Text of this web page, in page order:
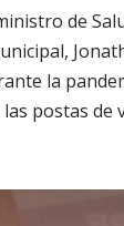
de
la
postas